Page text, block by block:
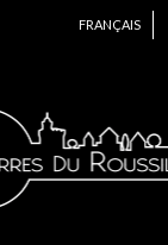
FRANÇAIS